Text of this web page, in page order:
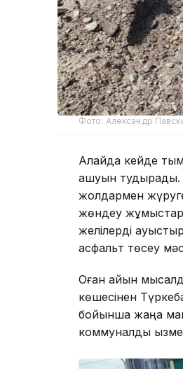
Фото: Александр
Алайда кейде
ашуын тудырады.
жолдармен
жөндеу
желілерді
асфальт төсеу
Оған айқын
көшесінен
бойынша жаңа
коммуналдық